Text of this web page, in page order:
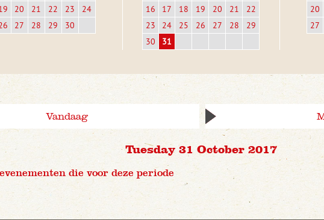
20 21 22 23
24
27 28 29 30
16
17 18 19 20 21
22
23
24 25 26 27 28
29
30
31
20
27
Vandaag
Tuesday 31 October 2017
die voor deze periode